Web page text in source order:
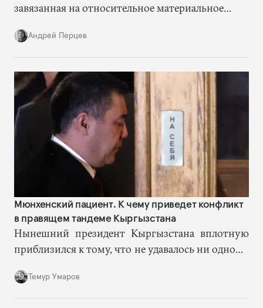
завязанная на относительное материальное
зависимость от государства и разветвленную
систему цифрового контроля, ломается.
Государство теряет привычные инструменты
контроля над россиянами.
Андрей Перцев
Мюнхенский пациент. К чему приведет конфликт
в правящем тандеме Кыргызстана
Нынешний президент Кыргызстана вплотную
приблизился к тому, что не удавалось ни одному
страны в персоналистскую автократию.
Темур Умаров